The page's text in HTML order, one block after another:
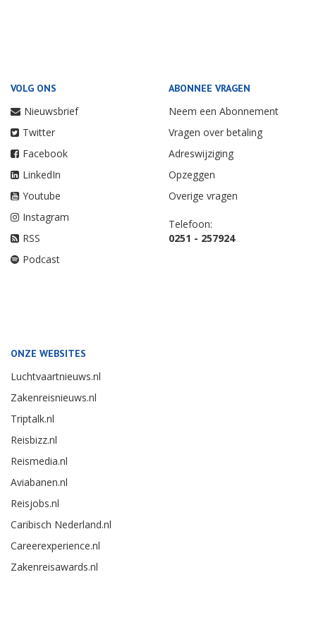
VOLG ONS
Nieuwsbrief
Twitter
Facebook
LinkedIn
Youtube
Instagram
RSS
Podcast
ABONNEE VRAGEN
Neem een Abonnement
Vragen over betaling
Adreswijziging
Opzeggen
Overige vragen
Telefoon:
0251 - 257924
ONZE WEBSITES
Luchtvaartnieuws.nl
Zakenreisnieuws.nl
Triptalk.nl
Reisbizz.nl
Reismedia.nl
Aviabanen.nl
Reisjobs.nl
Caribisch Nederland.nl
Careerexperience.nl
Zakenreisawards.nl